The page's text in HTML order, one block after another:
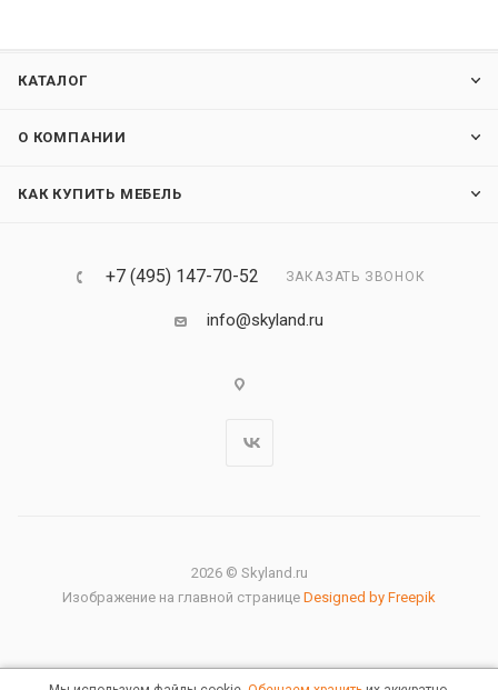
КАТАЛОГ
О КОМПАНИИ
КАК КУПИТЬ МЕБЕЛЬ
+7 (495) 147-70-52 ЗАКАЗАТЬ ЗВОНОК
info@skyland.ru
2026 © Skyland.ru
Изображение на главной странице Designed by Freepik